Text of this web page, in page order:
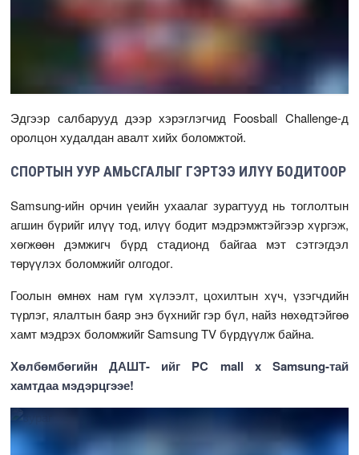
Эдгээр салбарууд дээр хэрэглэгчид Foosball Challenge-д
оролцон худалдан авалт хийх боломжтой.
СПОРТЫН УУР АМЬСГАЛЫГ ГЭРТЭЭ ИЛҮҮ БОДИТООР
Samsung-ийн орчин үеийн ухаалаг зурагтууд нь тоглолтын
агшин бүрийг илүү тод, илүү бодит мэдрэмжтэйгээр хүргэж,
хөгжөөн дэмжигч бүрд стадионд байгаа мэт сэтгэгдэл
төрүүлэх боломжийг олгодог.
Гоолын өмнөх нам гүм хүлээлт, цохилтын хүч, үзэгчдийн
түрлэг, ялалтын баяр энэ бүхнийг гэр бүл, найз нөхөдтэйгөө
хамт мэдрэх боломжийг Samsung TV бүрдүүлж байна.
Хөлбөмбөгийн ДАШТ- ийг PC mall x Samsung-тай
хамтдаа мэдэрцгээе!